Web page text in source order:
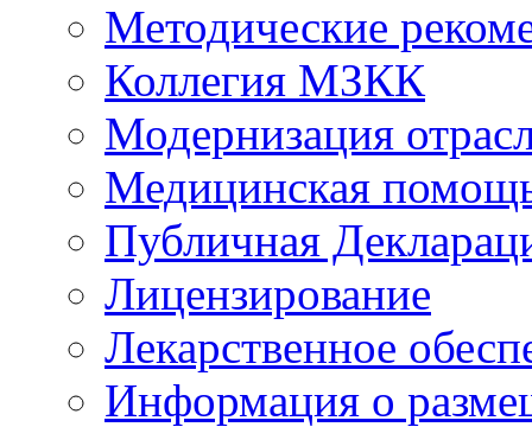
Методические
Коллегия МЗКК
Модернизация
Медицинская
Публичная
Лицензирование
Лекарственное
Информация о